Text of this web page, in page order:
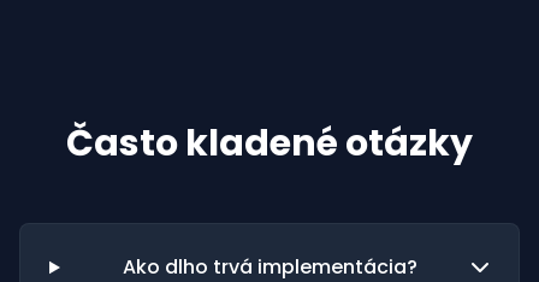
Často kladené otázky
Ako dlho trvá implementácia?